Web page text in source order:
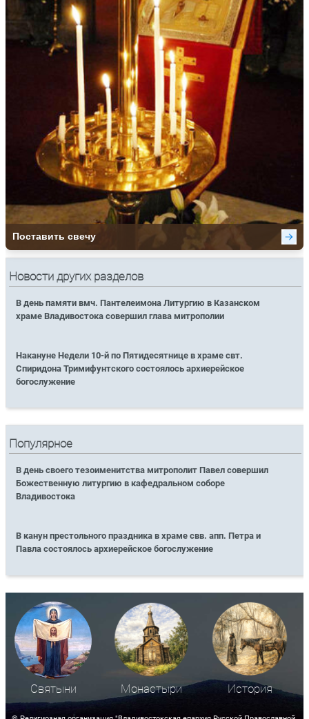
Новости других разделов
В день памяти вмч. Пантелеимона Литургию в Казанском
храме Владивостока совершил глава митрополии
Накануне Недели 10-й по Пятидесятнице в храме свт.
Спиридона Тримифунтского состоялось архиерейское
богослужение
Популярное
В день своего тезоименитства митрополит Павел совершил
Божественную литургию в кафедральном соборе
Владивостока
В канун престольного праздника в храме свв. апп. Петра и
Павла состоялось архиерейское богослужение
Святыни Монастыри История